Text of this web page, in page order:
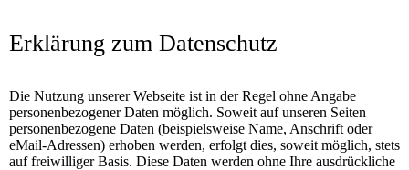
Erklärung zum Datenschutz
Die Nutzung unserer Webseite ist in der Regel ohne Angabe
personenbezogener Daten möglich. Soweit auf unseren Seiten
personenbezogene Daten (beispielsweise Name, Anschrift oder
eMail-Adressen) erhoben werden, erfolgt dies, soweit möglich, stets
auf freiwilliger Basis. Diese Daten werden ohne Ihre ausdrückliche